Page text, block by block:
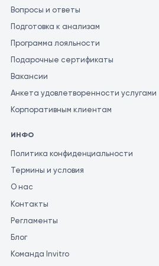
Вопросы и ответы
Подготовка к анализам
Программа лояльности
Подарочные сертификаты
Вакансии
Анкета удовлетворенности услугами
Корпоративным клиентам
ИНФО
Политика конфиденциальности
Термины и условия
О нас
Контакты
Регламенты
Блог
Команда Invitro